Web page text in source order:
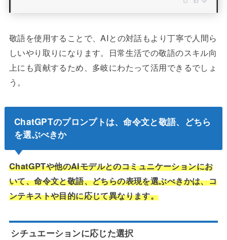
敬語を使用することで、AIとの対話もより丁寧で人間ら
しいやり取りになります。日常生活での敬語のスキル向
上にも貢献するため、多岐にわたって活用できるでしょ
う。
ChatGPTのプロンプトは、命令文と敬語、どちら
を選ぶべきか
ChatGPTや他のAIモデルとのコミュニケーションにお
いて、命令文と敬語、どちらの表現を選ぶべきかは、コ
ンテキストや目的に応じて異なります。
シチュエーションに応じた選択